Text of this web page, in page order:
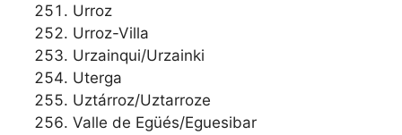
Urroz
Urroz-Villa
Urzainqui/Urzainki
Uterga
Uztárroz/Uztarroze
Valle de Egüés/Eguesibar